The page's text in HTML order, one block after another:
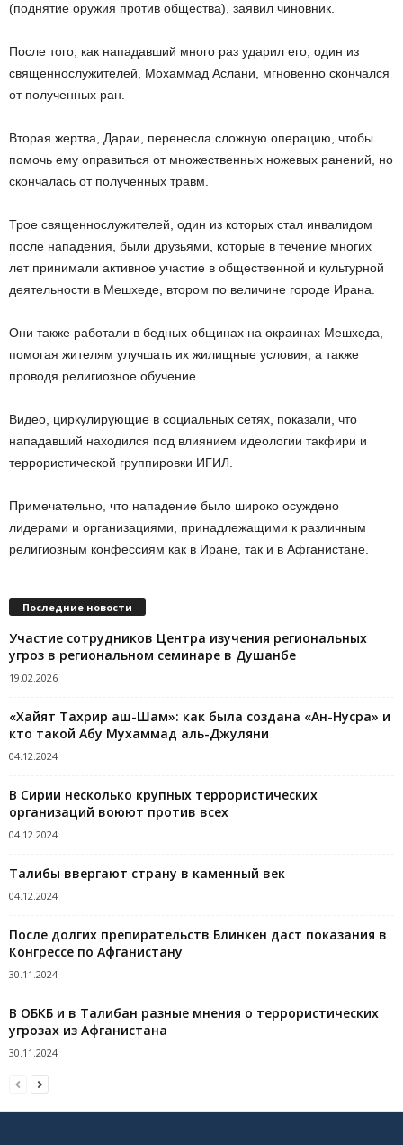
(поднятие оружия против общества), заявил чиновник.
После того, как нападавший много раз ударил его, один из
священнослужителей, Мохаммад Аслани, мгновенно скончался
от полученных ран.
Вторая жертва, Дараи, перенесла сложную операцию, чтобы
помочь ему оправиться от множественных ножевых ранений, но
скончалась от полученных травм.
Трое священнослужителей, один из которых стал инвалидом
после нападения, были друзьями, которые в течение многих
лет принимали активное участие в общественной и культурной
деятельности в Мешхеде, втором по величине городе Ирана.
Они также работали в бедных общинах на окраинах Мешхеда,
помогая жителям улучшать их жилищные условия, а также
проводя религиозное обучение.
Видео, циркулирующие в социальных сетях, показали, что
нападавший находился под влиянием идеологии такфири и
террористической группировки ИГИЛ.
Примечательно, что нападение было широко осуждено
лидерами и организациями, принадлежащими к различным
религиозным конфессиям как в Иране, так и в Афганистане.
Последние новости
Участие сотрудников Центра изучения региональных
угроз в региональном семинаре в Душанбе
19.02.2026
«Хайят Тахрир аш-Шам»: как была создана «Ан-Нусра» и
кто такой Абу Мухаммад аль-Джуляни
04.12.2024
В Сирии несколько крупных террористических
организаций воюют против всех
04.12.2024
Талибы ввергают страну в каменный век
04.12.2024
После долгих препирательств Блинкен даст показания в
Конгрессе по Афганистану
30.11.2024
В ОБКБ и в Талибан разные мнения о террористических
угрозах из Афганистана
30.11.2024